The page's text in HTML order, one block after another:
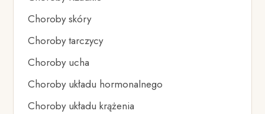
Choroby skóry
Choroby tarczycy
Choroby ucha
Choroby układu hormonalnego
Choroby układu krążenia